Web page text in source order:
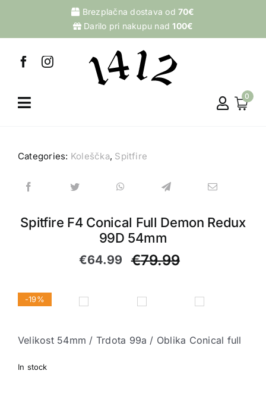
content
Brezplačna dostava od70€
Darilo pri nakupu nad100€
0
Categories: Koleščka, Spitfire
Spitfire F4 Conical Full Demon Redux
99D 54mm
€79.99
€64.99
-19%

Velikost 54mm / Trdota 99a / Oblika Conical full
In stock